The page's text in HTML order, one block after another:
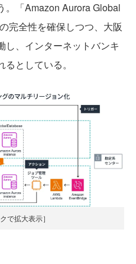
。「Amazon Aurora Global
完全性を確保しつつ、大阪
し、インターネットバンキ
としている。
で拡大表示］